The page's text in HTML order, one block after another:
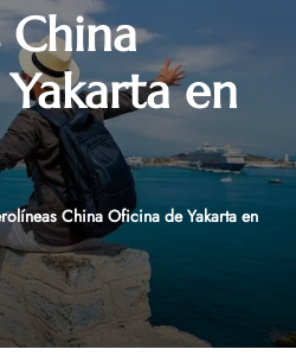
en
China Oficina de Yakarta en